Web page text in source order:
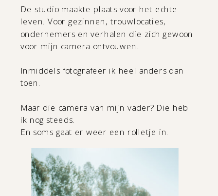
De studio maakte plaats voor het echte
leven. Voor gezinnen, trouwlocaties,
ondernemers en verhalen die zich gewoon
voor mijn camera ontvouwen.
Inmiddels fotografeer ik heel anders dan
toen.
Maar die camera van mijn vader? Die heb
ik nog steeds.
En soms gaat er weer een rolletje in.